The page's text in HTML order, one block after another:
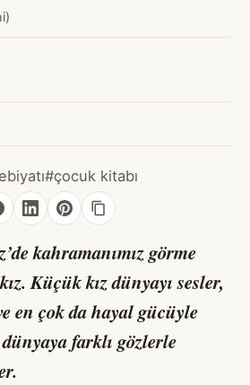
#çocuk kitabı
’de kahramanımız görme
Küçük kız dünyayı sesler,
en çok da hayal gücüyle
farklı gözlerle